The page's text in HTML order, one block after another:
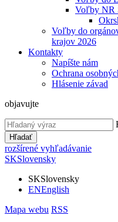
Voľby NR
Voľby do
krajov 2026
Kontakty
Napíšte nám
Ochrana
Hlásenie závad
objavujte
Hľadať
rozšírené vyhľadávanie
SKSlovensky
SKSlovensky
ENEnglish
Mapa webu RSS